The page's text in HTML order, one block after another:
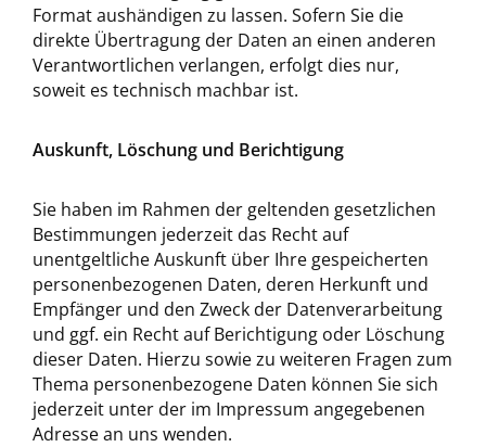
Format aushändigen zu lassen. Sofern Sie die
direkte Übertragung der Daten an einen anderen
Verantwortlichen verlangen, erfolgt dies nur,
soweit es technisch machbar ist.
Auskunft, Löschung und Berichtigung
Sie haben im Rahmen der geltenden gesetzlichen
Bestimmungen jederzeit das Recht auf
unentgeltliche Auskunft über Ihre gespeicherten
personenbezogenen Daten, deren Herkunft und
Empfänger und den Zweck der Datenverarbeitung
und ggf. ein Recht auf Berichtigung oder Löschung
dieser Daten. Hierzu sowie zu weiteren Fragen zum
Thema personenbezogene Daten können Sie sich
jederzeit unter der im Impressum angegebenen
Adresse an uns wenden.